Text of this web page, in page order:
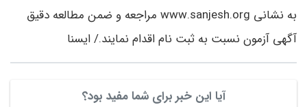
به نشانی www.sanjesh.org مراجعه و ضمن مطالعه دقیق
آگهی آزمون نسبت به ثبت نام اقدام نمایند./ ایسنا
آیا این خبر برای شما مفید بود؟